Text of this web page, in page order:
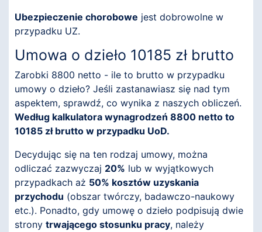
Ubezpieczenie chorobowe jest dobrowolne w
przypadku UZ.
Umowa o dzieło 10185 zł brutto
Zarobki 8800 netto - ile to brutto w przypadku
umowy o dzieło? Jeśli zastanawiasz się nad tym
aspektem, sprawdź, co wynika z naszych obliczeń.
Według kalkulatora wynagrodzeń 8800 netto to
10185 zł brutto w przypadku UoD.
Decydując się na ten rodzaj umowy, można
odliczać zazwyczaj 20% lub w wyjątkowych
przypadkach aż 50% kosztów uzyskania
przychodu (obszar twórczy, badawczo-naukowy
etc.). Ponadto, gdy umowę o dzieło podpisują dwie
strony trwającego stosunku pracy, należy